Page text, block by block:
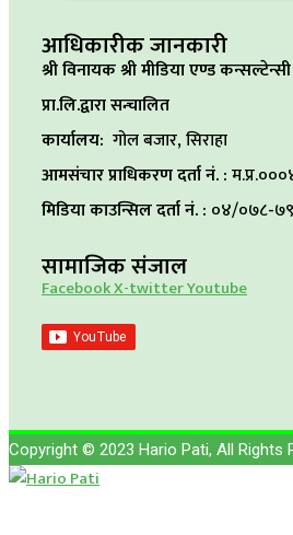
आधिकारीक जानकारी
श्री विनायक श्री मीडिया एण्ड कन्सल्टेन्सी
प्रा.लि.द्वारा सन्चालित
कार्यालय: गोल बजार, सिराहा
आमसंचार प्राधिकरण दर्ता नं. :
मिडिया काउन्सिल दर्ता नं. : ०४/०७८-७९
सामाजिक संजाल
FacebookX-twitterYoutube
Copyright © 2023 Hario Pati, All Rights